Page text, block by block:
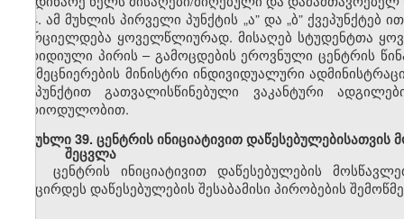
4. ამ მუხლის პირველი პუნქტის „ა” და „ბ” ქვეპუნქტებ
ხორციელდება ყოველწლიურად. მისაღებ სტუდენტთა
იურიდიული პირის– გამოცდების ეროვნული ცენტრის
და მეცნიერების მინისტრი ინდივიდუალური
ქვეპუნქტით გათვალისწინებული ვაკანტური
პერიოდულობით.
მუხლი39. ცენტრის ინიციატივით
შეცვლა
ცენტრის ინიციატივით დაწესებულების
შემცირდეს დაწესებულების შესაბამისი პირობების